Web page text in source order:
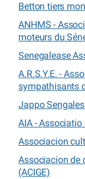
Betton tiers
ANHMS -
moteurs du
Senegalease
A.R.S.Y.E. -
sympathisants
Jappo
AIA -
Associacion
Associacion de
(ACIGE)